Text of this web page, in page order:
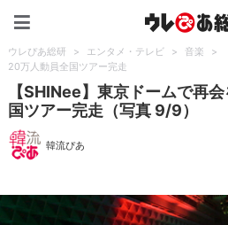
ウレぴあ総研 > エンタメ・テレビ > 音楽 >
20万人動員全国ツアー完走
【SHINee】東京ドームで再
国ツアー完走（写真 9/9）
韓流ぴあ